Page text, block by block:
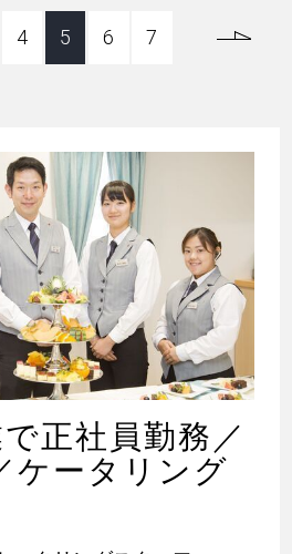
4 5 6 7
正社員勤務／
ケータリング